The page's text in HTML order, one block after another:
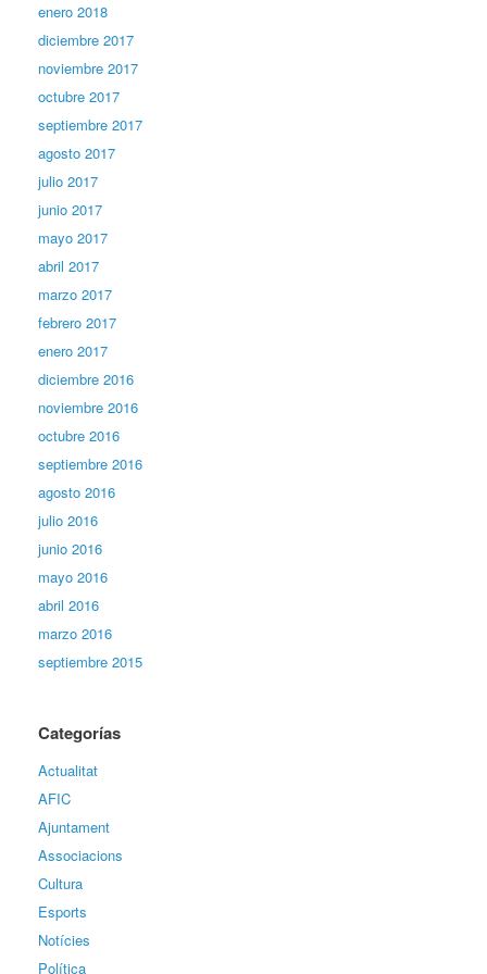
enero 2018
diciembre 2017
noviembre 2017
octubre 2017
septiembre 2017
agosto 2017
julio 2017
junio 2017
mayo 2017
abril 2017
marzo 2017
febrero 2017
enero 2017
diciembre 2016
noviembre 2016
octubre 2016
septiembre 2016
agosto 2016
julio 2016
junio 2016
mayo 2016
abril 2016
marzo 2016
septiembre 2015
Categorías
Actualitat
AFIC
Ajuntament
Associacions
Cultura
Esports
Notícies
Política